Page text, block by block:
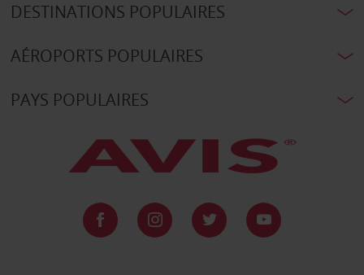
DESTINATIONS POPULAIRES
AÉROPORTS POPULAIRES
PAYS POPULAIRES